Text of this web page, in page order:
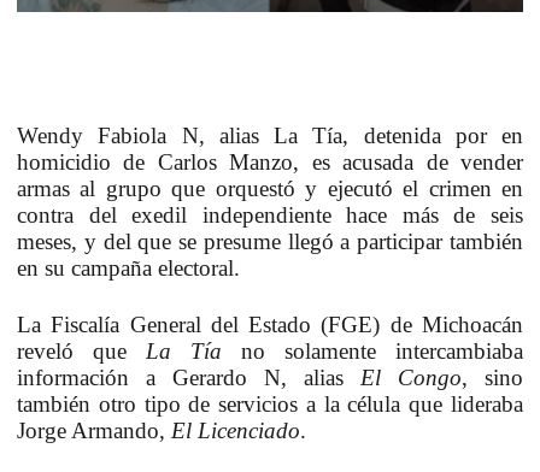
Wendy Fabiola N, alias La Tía, detenida por en
homicidio de Carlos Manzo, es acusada de vender
armas al grupo que orquestó y ejecutó el crimen en
contra del exedil independiente hace más de seis
meses, y del que se presume llegó a participar también
en su campaña electoral.
La Fiscalía General del Estado (FGE) de Michoacán
reveló que La Tía no solamente intercambiaba
información a Gerardo N, alias El Congo, sino
también otro tipo de servicios a la célula que lideraba
Jorge Armando, El Licenciado.